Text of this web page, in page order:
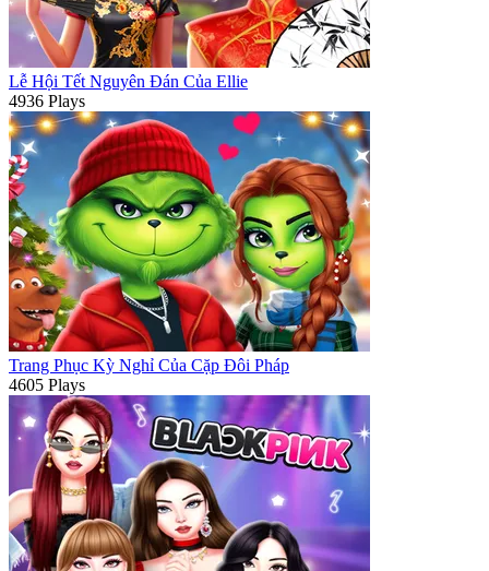
Lễ Hội Tết Nguyên Đán Của Ellie
4936 Plays
Trang Phục Kỳ Nghỉ Của Cặp Đôi Pháp
4605 Plays